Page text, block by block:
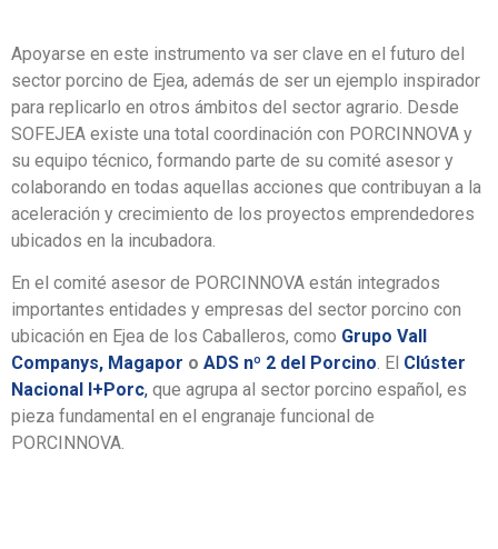
Apoyarse en este instrumento va ser clave en el futuro del
sector porcino de Ejea, además de ser un ejemplo inspirador
para replicarlo en otros ámbitos del sector agrario. Desde
SOFEJEA existe una total coordinación con PORCINNOVA y
su equipo técnico, formando parte de su comité asesor y
colaborando en todas aquellas acciones que contribuyan a la
aceleración y crecimiento de los proyectos emprendedores
ubicados en la incubadora.
En el comité asesor de PORCINNOVA están integrados
importantes entidades y empresas del sector porcino con
ubicación en Ejea de los Caballeros, como Grupo Vall
Companys, Magapor o ADS nº 2 del Porcino. El Clúster
Nacional I+Porc, que agrupa al sector porcino español, es
pieza fundamental en el engranaje funcional de
PORCINNOVA.